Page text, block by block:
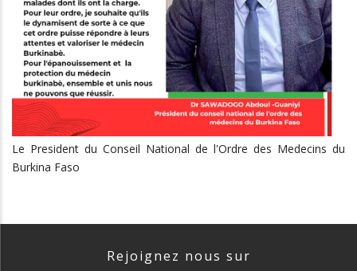
Le President du Conseil National de l'Ordre des Medecins du
Burkina Faso
Rejoignez nous sur